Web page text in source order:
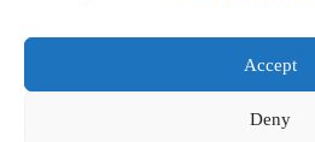
Accept
Deny
© 2026 Real Estate Magazine. All Rights